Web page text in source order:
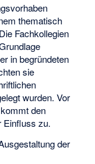
thematisch
Fachkollegien
in begründeten
sie
wurden. Vor
den
Einfluss zu.
der